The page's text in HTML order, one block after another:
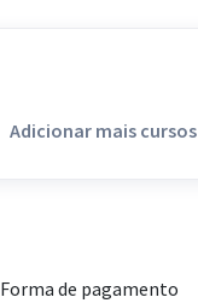
Adicionar mais cursos
Forma de pagamento